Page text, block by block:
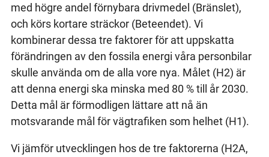
med högre andel förnybara drivmedel (Bränslet),
och körs kortare sträckor (Beteendet). Vi
kombinerar dessa tre faktorer för att uppskatta
förändringen av den fossila energi våra personbilar
skulle använda om de alla vore nya. Målet (H2) är
att denna energi ska minska med 80 % till år 2030.
Detta mål är förmodligen lättare att nå än
motsvarande mål för vägtrafiken som helhet (H1).
Vi jämför utvecklingen hos de tre faktorerna (H2A,